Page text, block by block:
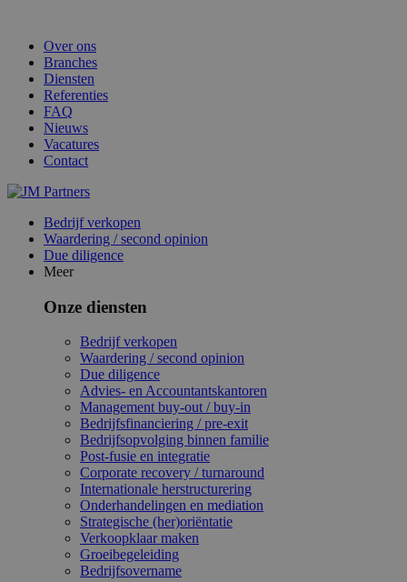
Over ons
Branches
Diensten
Referenties
FAQ
Nieuws
Vacatures
Contact
Bedrijf verkopen
Waardering / second opinion
Due diligence
Meer
Onze diensten
Bedrijf verkopen
Waardering / second opinion
Due diligence
Advies- en Accountantskantoren
Management buy-out / buy-in
Bedrijfsfinanciering / pre-exit
Bedrijfsopvolging binnen familie
Post-fusie en integratie
Corporate recovery / turnaround
Internationale herstructurering
Onderhandelingen en mediation
Strategische (her)oriëntatie
Verkoopklaar maken
Groeibegeleiding
Bedrijfsovername